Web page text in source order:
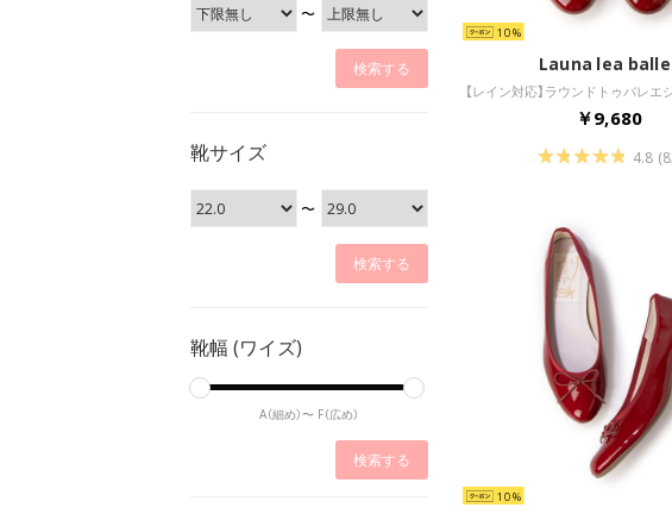
〜
靴サイズ
〜
靴幅 (ワイズ)
A（細め）〜 F（広め）
10
Launa lea
￥9,680
4.8
10